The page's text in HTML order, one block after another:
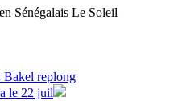
Sénégalais Le Soleil
Bakel replong
le 22 juil